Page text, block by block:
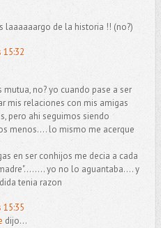
laaaaaargo de la historia !! (no?)
15:32
no? yo cuando pase a ser
mis relaciones con mis amigas
pero ahi seguimos siendo
menos.... lo mismo me acerque
en ser conhijos me decia a cada
yo no lo aguantaba.... y
tenia razon
15:35
dijo...